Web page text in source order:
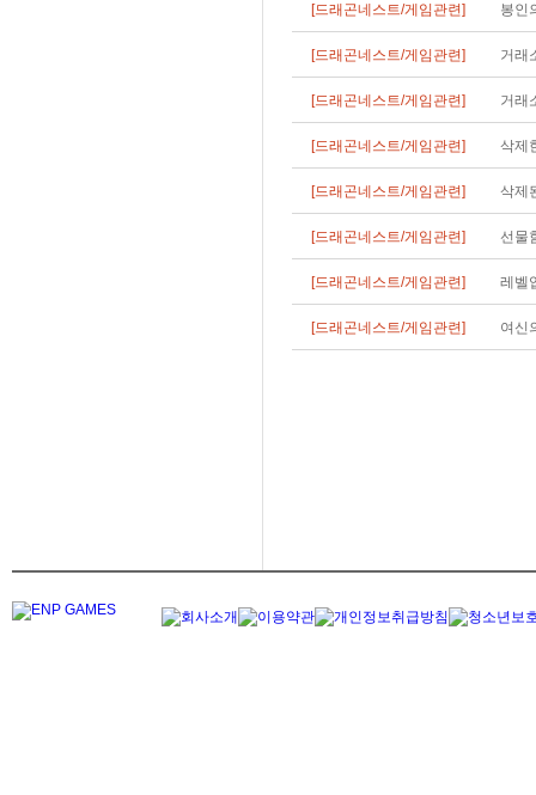
[드래곤네스트/게임관련] 봉인
[드래곤네스트/게임관련] 거래
[드래곤네스트/게임관련] 거래
[드래곤네스트/게임관련] 삭제
[드래곤네스트/게임관련] 삭제
[드래곤네스트/게임관련] 선물
[드래곤네스트/게임관련] 레벨
[드래곤네스트/게임관련] 여신